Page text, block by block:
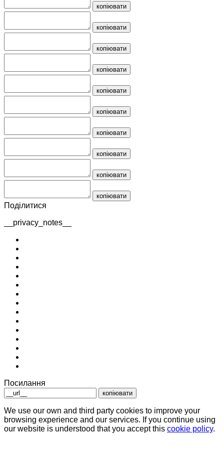
копіювати
копіювати
копіювати
копіювати
копіювати
копіювати
копіювати
копіювати
копіювати
копіювати
Поділитися
__privacy_notes__
Посилання
копіювати
We use our own and third party cookies to improve your
browsing experience and our services. If you continue using
our website is understood that you accept this cookie policy.